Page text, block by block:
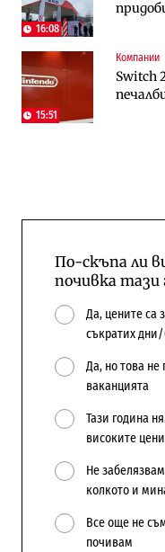
16:08
15:51
Компании
Switch
медии
Публични
Отрасли
По-скъпа ли
почивка тази
Да, цените са
съкратих
Да, но това
ваканцията
Тази година
високите цени
Не
колкото и
Все още не
почивам